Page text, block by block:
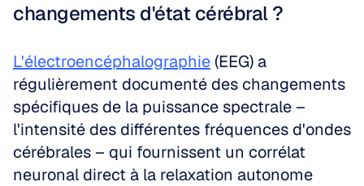
changements d'état cérébral ?
L'électroencéphalographie (EEG) a
régulièrement documenté des changements
spécifiques de la puissance spectrale –
l'intensité des différentes fréquences d'ondes
cérébrales – qui fournissent un corrélat
neuronal direct à la relaxation autonome